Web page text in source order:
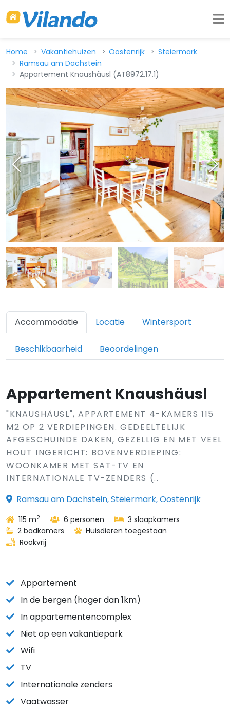
Home Vakantiehuizen Oostenrijk
Steiermark
Ramsau am Dachstein
Appartement Knaushäusl (AT8972.17.1)
Accommodatie Locatie Wintersport
Beschikbaarheid Beoordelingen
Appartement Knaushäusl
"KNAUSHÄUSL", APPARTEMENT 4-KAMERS 115
M2 OP 2 VERDIEPINGEN. GEDEELTELIJK
AFGESCHUINDE DAKEN, GEZELLIG EN MET VEEL
HOUT INGERICHT: BOVENVERDIEPING:
WOONKAMER MET SAT-TV EN
INTERNATIONALE TV-ZENDERS (..
Ramsau am Dachstein, Steiermark, Oostenrijk
115 m2 6 personen
3 slaapkamers
2 badkamers
Huisdieren toegestaan
Rookvrij
Appartement
In de bergen (hoger dan 1km)
In appartementencomplex
Niet op een vakantiepark
Wifi
TV
Internationale zenders
Vaatwasser